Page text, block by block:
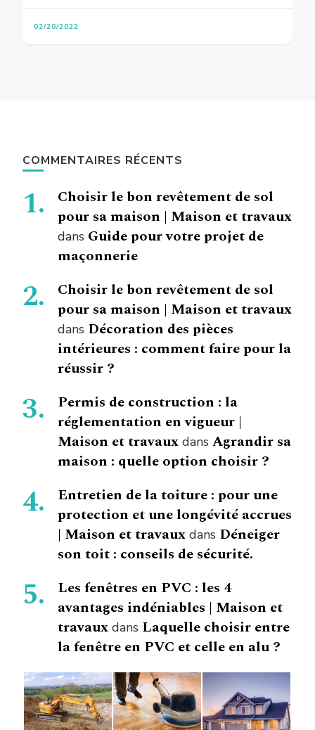
02/20/2022
COMMENTAIRES RÉCENTS
Choisir le bon revêtement de sol
pour sa maison | Maison et travaux
dans Guide pour votre projet de
maçonnerie
Choisir le bon revêtement de sol
pour sa maison | Maison et travaux
dans Décoration des pièces
intérieures : comment faire pour la
réussir ?
Permis de construction : la
réglementation en vigueur |
Maison et travaux dans Agrandir sa
maison : quelle option choisir ?
Entretien de la toiture : pour une
protection et une longévité accrues
| Maison et travaux dans Déneiger
son toit : conseils de sécurité.
Les fenêtres en PVC : les 4
avantages indéniables | Maison et
travaux dans Laquelle choisir entre
la fenêtre en PVC et celle en alu ?